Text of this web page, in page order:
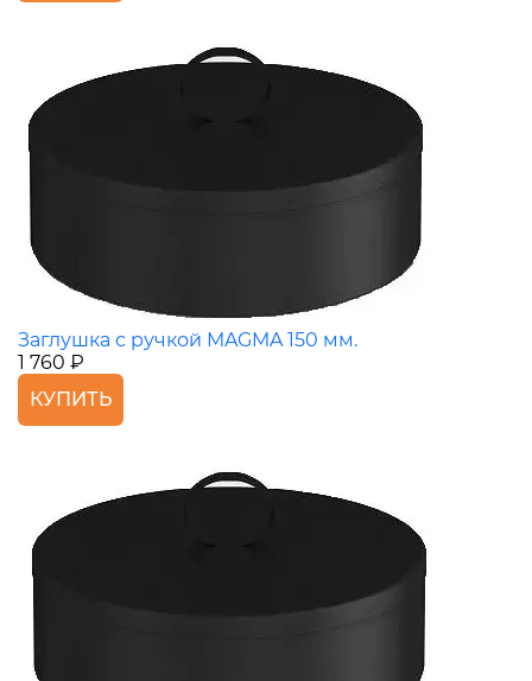
Заглушка с ручкой MAGMA 150 мм.
1 760 ₽
КУПИТЬ